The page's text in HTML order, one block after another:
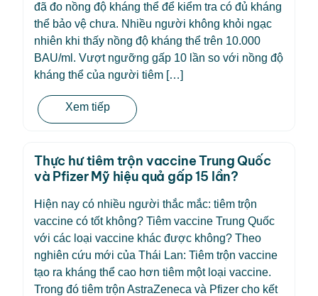
đã đo nồng độ kháng thể để kiểm tra có đủ kháng
thể bảo vệ chưa. Nhiều người không khỏi ngạc
nhiên khi thấy nồng độ kháng thể trên 10.000
BAU/ml. Vượt ngưỡng gấp 10 lần so với nồng độ
kháng thể của người tiêm […]
Xem tiếp
Thực hư tiêm trộn vaccine Trung Quốc
và Pfizer Mỹ hiệu quả gấp 15 lần?
Hiện nay có nhiều người thắc mắc: tiêm trộn
vaccine có tốt không? Tiêm vaccine Trung Quốc
với các loại vaccine khác được không? Theo
nghiên cứu mới của Thái Lan: Tiêm trộn vaccine
tạo ra kháng thể cao hơn tiêm một loại vaccine.
Trong đó tiêm trộn AstraZeneca và Pfizer cho kết